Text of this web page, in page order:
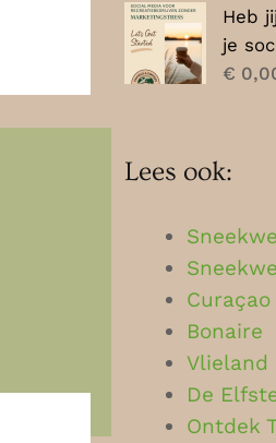
Heb
je
€
Lees ook:
Curaçao
Bonaire
Vlieland
De
Ontdek